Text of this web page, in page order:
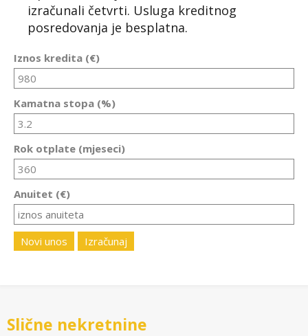
izračunali četvrti. Usluga kreditnog
posredovanja je besplatna.
Iznos kredita (€)
Kamatna stopa (%)
Rok otplate (mjeseci)
Anuitet (€)
Novi unos Izračunaj
Slične nekretnine